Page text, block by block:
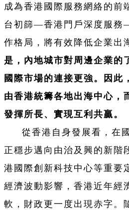
成為香港國際服務網絡的前
台初篩—香港門戶深度服務
作格局，將有效降低企業出
是，內地城市對周邊企業的
國際市場的連接更強。因此
由香港統籌各地出海中心，
發揮所長、實現互利共贏。
從香港自身發展看，在
正穩步邁向由治及興的新階
港國際創新科技中心等重要
經濟波動影響，香港近年經
軟，財政更一度出現赤字。